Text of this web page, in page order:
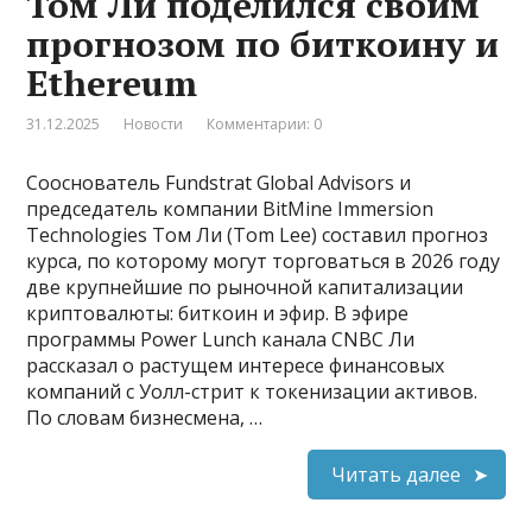
прогнозом по биткоину и
Ethereum
31.12.2025 Новости Комментарии: 0
Сооснователь Fundstrat Global Advisors и
председатель компании BitMine Immersion
Technologies Том Ли (Tom Lee) составил прогноз
курса, по которому могут торговаться в 2026 году
две крупнейшие по рыночной капитализации
криптовалюты: биткоин и эфир. В эфире
программы Power Lunch канала CNBC Ли
рассказал о растущем интересе финансовых
компаний с Уолл-стрит к токенизации активов.
По словам бизнесмена, …
Читать далее